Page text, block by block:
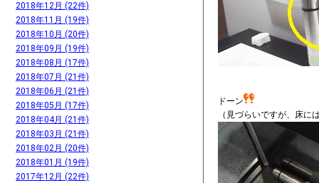
ドーン
（見づらいですが、床に
2018年12月 (22件)
2018年11月 (19件)
2018年10月 (20件)
2018年09月 (19件)
2018年08月 (17件)
2018年07月 (21件)
2018年06月 (21件)
2018年05月 (17件)
2018年04月 (21件)
2018年03月 (21件)
2018年02月 (20件)
2018年01月 (19件)
2017年12月 (22件)